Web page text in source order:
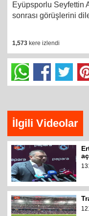
Eyüpsporlu Seyfettin
sonrası görüşlerini
1,573 kere izlendi
İlgili Videolar